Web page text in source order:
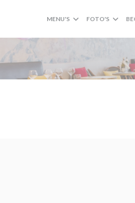
MENU'S FOTO'S